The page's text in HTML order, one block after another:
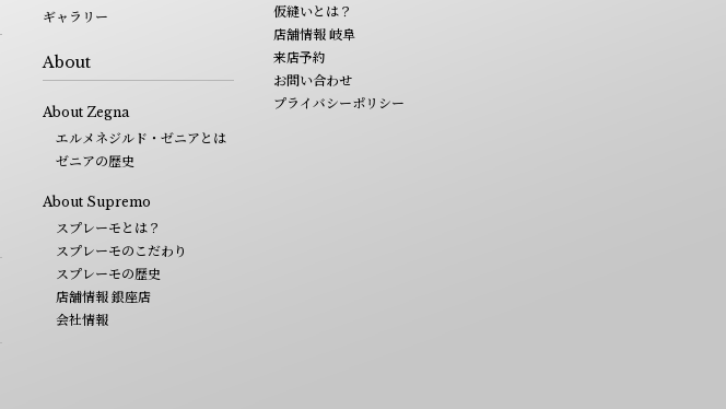
ギャラリー
About
About Zegna
エルメネジルド・ゼニアとは
ゼニアの歴史
About Supremo
スプレーモとは？
スプレーモのこだわり
スプレーモの歴史
店舗情報 銀座店
会社情報
仮縫いとは？
店舗情報 岐阜
来店予約
お問い合わせ
プライバシーポリシー